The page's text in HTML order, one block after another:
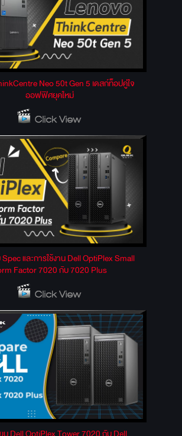
Neo 50t Gen 5 เดสก์ท็อปคู่ใจ
ออฟฟิศยุคใหม่
Spec และการใช้งาน Dell OptiPlex Small
Factor 7020 กับ 7020 Plus